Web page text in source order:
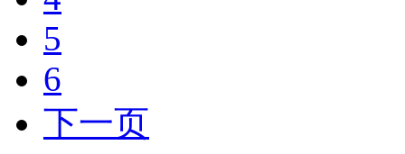
5
6
下一页